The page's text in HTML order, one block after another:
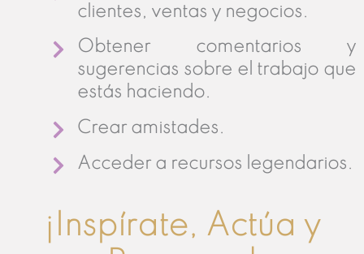
clientes, ventas y negocios.
Obtener comentarios y
sugerencias sobre el trabajo que
estás haciendo.
Crear amistades.
Acceder a recursos legendarios.
¡Inspírate, Actúa y